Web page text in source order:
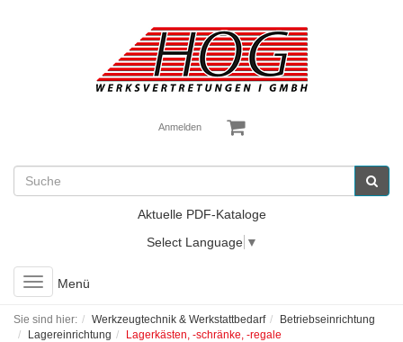
Anmelden
Aktuelle PDF-Kataloge
Select Language ▼
Toggle
navigation
Menü
Sie sind hier: Werkzeugtechnik & Werkstattbedarf
Betriebseinrichtung
Lagereinrichtung
Lagerkästen, -schränke, -regale